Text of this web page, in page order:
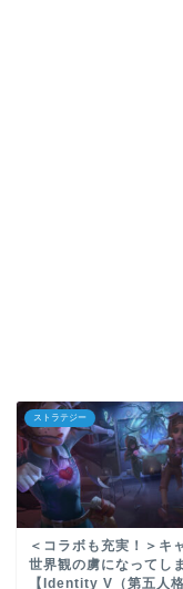
ストラテジー
＜コラボも充実！＞キ
世界観の虜になってし
【Identity V（第五人